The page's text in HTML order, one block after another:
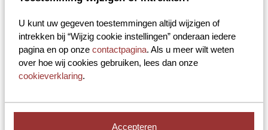
U kunt uw gegeven toestemmingen altijd wijzigen of
intrekken bij “Wijzig cookie instellingen” onderaan iedere
pagina en op onze contactpagina. Als u meer wilt weten
over hoe wij cookies gebruiken, lees dan onze
cookieverklaring.
Accepteren
garantie
"verticale
druppelaar"
Toevoegen aan winkelwagen
Ik heb interesse in dit product*
*Bestel direct via brocacef supplies & services
Ik zoek een oplossing op maat
Gerelateerde producten